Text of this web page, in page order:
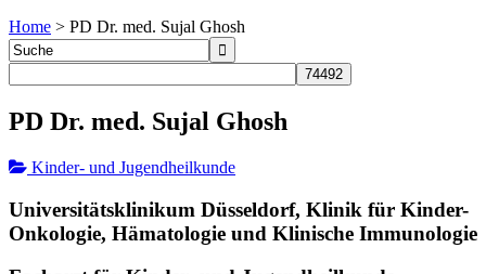
Home > PD Dr. med. Sujal Ghosh
PD Dr. med. Sujal Ghosh
Kinder- und Jugendheilkunde
Universitätsklinikum Düsseldorf, Klinik für Kinder-
Onkologie, Hämatologie und Klinische Immunologie